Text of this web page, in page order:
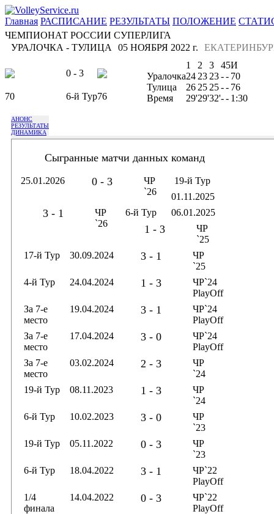
Главная РАСПИСАНИЕ РЕЗУЛЬТАТЫ ПОЛОЖЕНИЕ
ЧЕМПИОНАТ РОССИИ СУПЕРЛИГА
УРАЛОЧКА - ТУЛИЦА
05 НОЯБРЯ 2022 г.
0 - 3
70 6-й Тур76
1 2 3 45И
Уралочка24 23 23-- 70
Тулица
26 25 25-- 76
Время
29'29'32'-- 1:30
АНОНС
РЕЗУЛЬТАТЫ
ДИНАМИКА
Сыгранные матчи данных команд
25.01.2026 0 - 3
ЧР
`26
19-й Тур
01.11.2025
3 - 1
ЧР
`26
6-й Тур 06.01.2025
1 - 3
ЧР
`25
17-й Тур
30.09.2024 3 - 1
ЧР
`25
4-й Тур
24.04.2024 1 - 3
ЧР`24
PlayOff
За 7-е
место
19.04.2024 3 - 1
ЧР`24
PlayOff
За 7-е
место
17.04.2024 3 - 0
ЧР`24
PlayOff
За 7-е
место
03.02.2024 2 - 3
ЧР
`24
19-й Тур
08.11.2023 1 - 3
ЧР
`24
6-й Тур
10.02.2023 3 - 0
ЧР
`23
19-й Тур
05.11.2022 0 - 3
ЧР
`23
6-й Тур
18.04.2022 3 - 1
ЧР`22
PlayOff
1/4
финала
14.04.2022 0 - 3
ЧР`22
PlayOff